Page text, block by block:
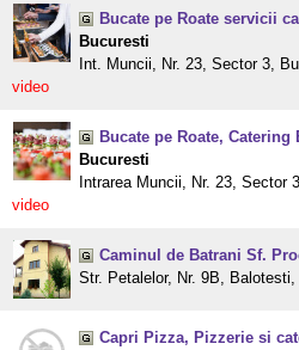
Bucate pe Roate servicii
Bucuresti
Int. Muncii, Nr. 23, Sector 3,
video
Bucate pe Roate,
Bucuresti
Intrarea Muncii, Nr. 23, Sector
video
Caminul de Batrani Sf.
Str. Petalelor, Nr. 9B,
Capri Pizza, Pizzerie si